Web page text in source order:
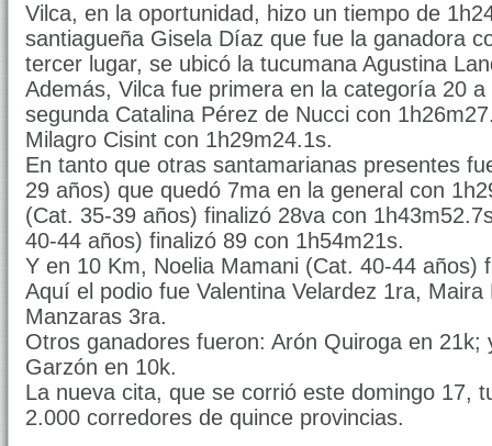
Vilca, en la oportunidad, hizo un tiempo de
santiagueña Gisela Díaz que fue la ganadora
tercer lugar, se ubicó la tucumana Agustina
Además, Vilca fue primera en la categoría 20
segunda Catalina Pérez de Nucci con
Milagro Cisint con 1h29m24.1s.
En tanto que otras santamarianas presentes
29 años) que quedó 7ma en la general con
(Cat. 35-39 años) finalizó 28va con
40-44 años) finalizó 89 con 1h54m21s.
Y en 10 Km, Noelia Mamani (Cat. 40-44 años)
Aquí el podio fue Valentina Velardez 1ra,
Manzaras 3ra.
Otros ganadores fueron: Arón Quiroga en 21k;
Garzón en 10k.
La nueva cita, que se corrió este domingo 17,
2.000 corredores de quince provincias.